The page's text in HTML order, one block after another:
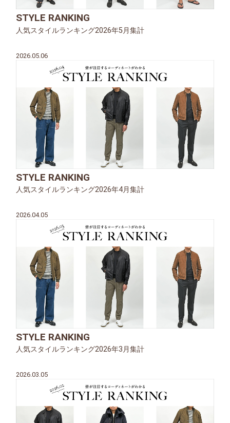
STYLE RANKING
人気スタイルランキング2026年5月集計
2026.05.06
STYLE RANKING
人気スタイルランキング2026年4月集計
2026.04.05
STYLE RANKING
人気スタイルランキング2026年3月集計
2026.03.05